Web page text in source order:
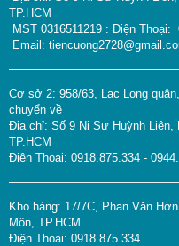
TP.HCM
MST 0316511219 : Điện
Email:
Cơ sở 2: 958/63, Lạc Long
chuyển về
Địa chỉ: Số 9 Ni Sư Huỳnh
TP.HCM
Điện Thoại: 0918.875.334 -
Kho hàng: 17/7C, Phan Văn
Môn, TP.HCM
Điện Thoại: 0918.875.334